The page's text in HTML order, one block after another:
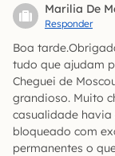
Marilia De
Responder
Boa
tudo que ajudam
Cheguei de
grandioso. Muito
casualidade havia
bloqueado com
permanentes o